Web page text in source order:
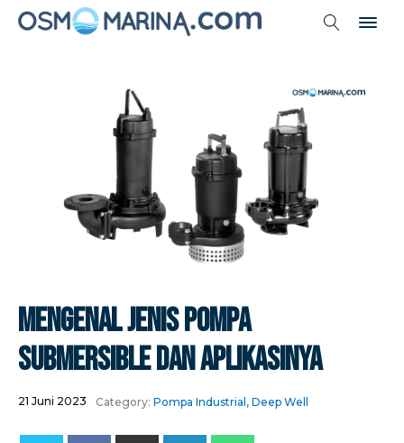
Mengenal Jenis Pompa
Submersible Dan Aplikasinya
21 Juni 2023 Category: Pompa Industrial, Deep Well